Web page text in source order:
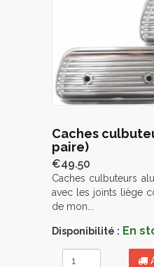
Caches
paire)
€49.50
Caches culbuteurs
avec les joints liège
de mon...
Disponibilité : En